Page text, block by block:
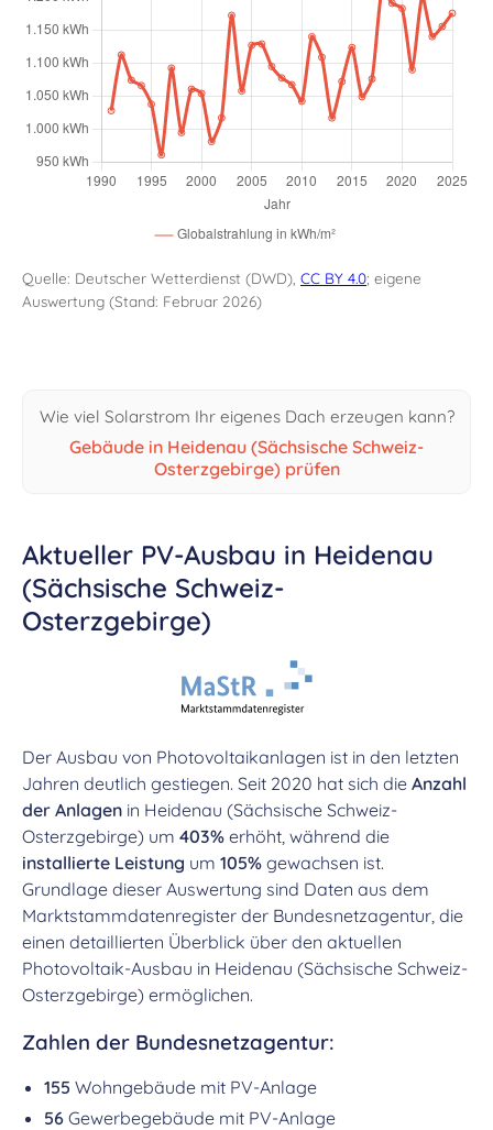
Quelle: Deutscher Wetterdienst (DWD), CC BY 4.0; eigene
Auswertung (Stand: Februar 2026)
Wie viel Solarstrom Ihr eigenes Dach erzeugen kann?
Gebäude in Heidenau (Sächsische Schweiz-
Osterzgebirge) prüfen
Aktueller PV-Ausbau in Heidenau
(Sächsische Schweiz-
Osterzgebirge)
Der Ausbau von Photovoltaikanlagen ist in den letzten
Jahren deutlich gestiegen. Seit 2020 hat sich die Anzahl
der Anlagen in Heidenau (Sächsische Schweiz-
Osterzgebirge) um 403% erhöht, während die
installierte Leistung um 105% gewachsen ist.
Grundlage dieser Auswertung sind Daten aus dem
Marktstammdatenregister der Bundesnetzagentur, die
einen detaillierten Überblick über den aktuellen
Photovoltaik-Ausbau in Heidenau (Sächsische Schweiz-
Osterzgebirge) ermöglichen.
Zahlen der Bundesnetzagentur:
155 Wohngebäude mit PV-Anlage
56 Gewerbegebäude mit PV-Anlage